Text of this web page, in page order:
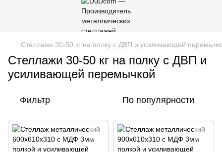
Стеллажи 30-50 кг на полку с ДВП и усиливающей
Стеллажи 30-50 кг на полку с ДВП и
усиливающей перемычкой
Фильтр По популярности